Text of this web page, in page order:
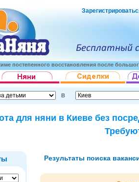
постепенного восстановления после
В
для няни в Киеве без
Результаты поиска